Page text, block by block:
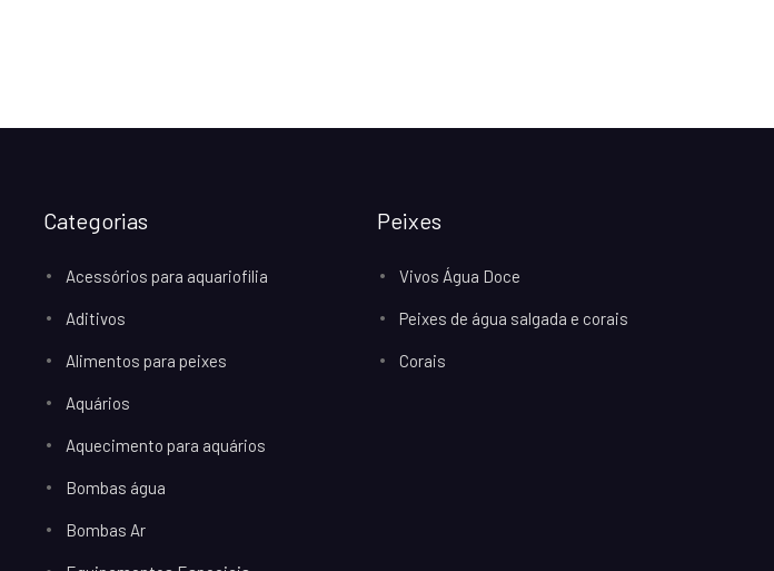
Categorias
Acessórios para aquariofilia
Aditivos
Alimentos para peixes
Aquários
Aquecimento para aquários
Bombas água
Bombas Ar
Peixes
Vivos Água Doce
Peixes de água salgada e corais
Corais